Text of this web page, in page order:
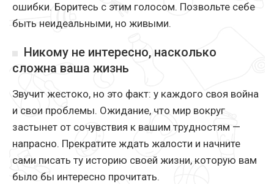
ошибки. Боритесь с этим голосом. Позвольте себе
быть неидеальными, но живыми.
Никому не интересно, насколько
сложна ваша жизнь
Звучит жестоко, но это факт: у каждого своя война
и свои проблемы. Ожидание, что мир вокруг
застынет от сочувствия к вашим трудностям —
напрасно. Прекратите ждать жалости и начните
сами писать ту историю своей жизни, которую вам
было бы интересно прочитать.